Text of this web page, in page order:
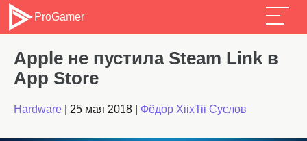
ProGamer
Apple не пустила Steam Link в
App Store
Hardware 25 мая 2018 Фёдор XiixTii Суслов